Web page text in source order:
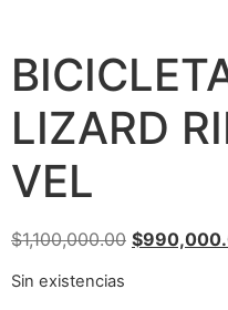
LIZARD
VEL
$1,100,000.00 $
Sin existencias